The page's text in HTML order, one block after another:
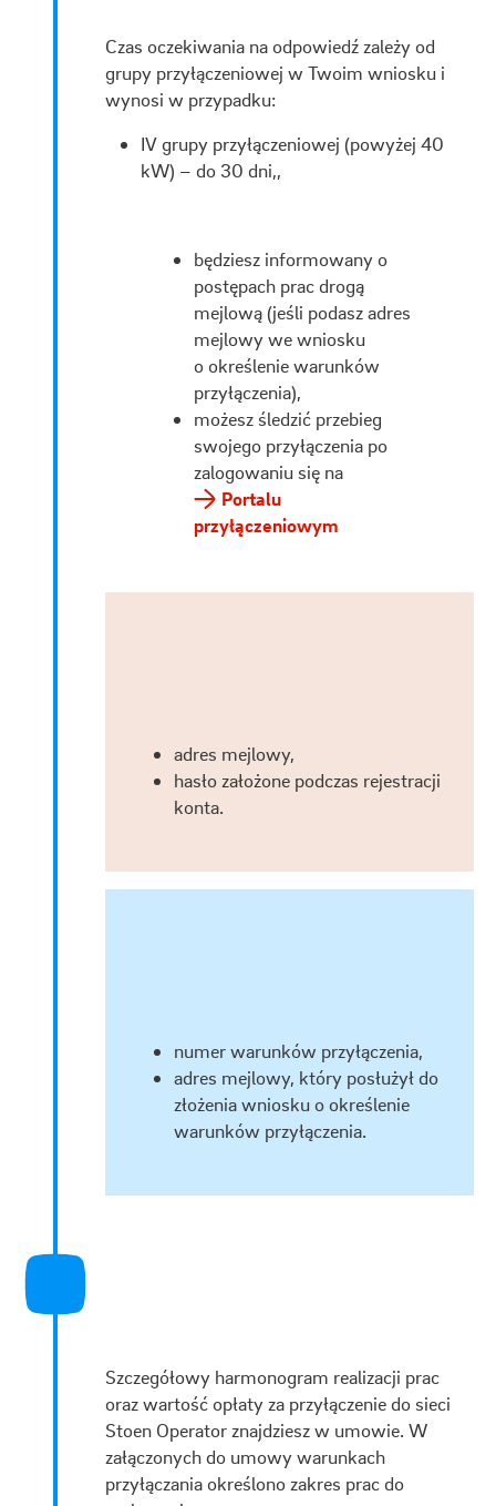
Czas oczekiwania na odpowiedź zależy od
grupy przyłączeniowej w Twoim wniosku i
wynosi w przypadku:
IV grupy przyłączeniowej (powyżej 40
kW) – do 30 dni,,
będziesz informowany o
postępach prac drogą
mejlową (jeśli podasz adres
mejlowy we wniosku
o określenie warunków
przyłączenia),
możesz śledzić przebieg
swojego przyłączenia po
zalogowaniu się na
Portalu
przyłączeniowym
adres mejlowy,
hasło założone podczas rejestracji
konta.
numer warunków przyłączenia,
adres mejlowy, który posłużył do
złożenia wniosku o określenie
warunków przyłączenia.
Szczegółowy harmonogram realizacji prac
oraz wartość opłaty za przyłączenie do sieci
Stoen Operator znajdziesz w umowie. W
załączonych do umowy warunkach
przyłączania określono zakres prac do